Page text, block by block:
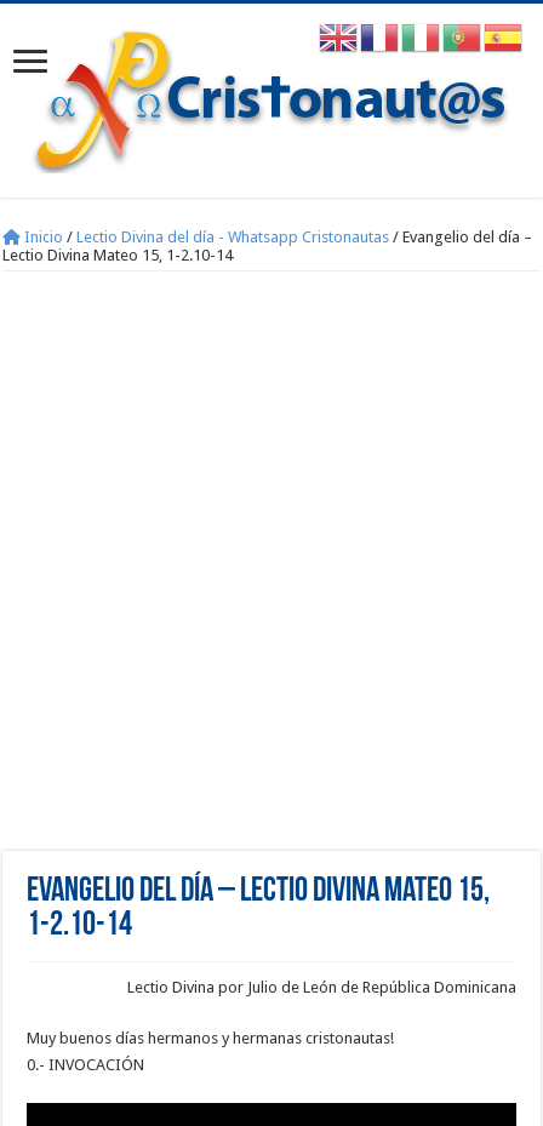
Inicio / Lectio Divina del día - Whatsapp Cristonautas / Evangelio del día –
Lectio Divina Mateo 15, 1-2.10-14
Evangelio del día – Lectio Divina Mateo 15,
1-2.10-14
Lectio Divina por Julio de León de República Dominicana
Muy buenos días hermanos y hermanas cristonautas!
0.- INVOCACIÓN